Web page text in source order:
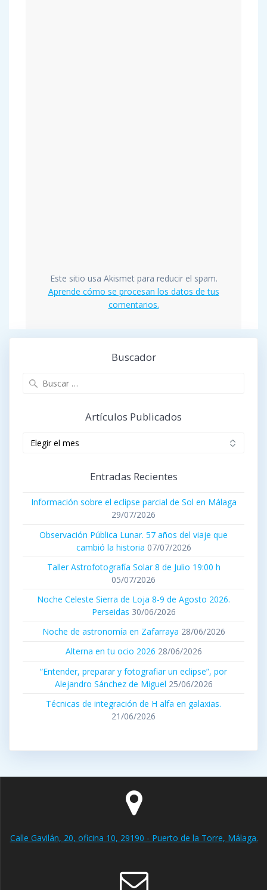
Este sitio usa Akismet para reducir el spam.
Aprende cómo se procesan los datos de tus
comentarios.
Buscador
Artículos Publicados
Entradas Recientes
Información sobre el eclipse parcial de Sol en Málaga
29/07/2026
Observación Pública Lunar. 57 años del viaje que
cambió la historia 07/07/2026
Taller Astrofotografía Solar 8 de Julio 19:00 h
05/07/2026
Noche Celeste Sierra de Loja 8-9 de Agosto 2026.
Perseidas 30/06/2026
Noche de astronomía en Zafarraya 28/06/2026
Alterna en tu ocio 2026 28/06/2026
“Entender, preparar y fotografiar un eclipse”, por
Alejandro Sánchez de Miguel 25/06/2026
Técnicas de integración de H alfa en galaxias.
21/06/2026
Calle Gavilán, 20, oficina 10, 29190 - Puerto de la Torre, Málaga.